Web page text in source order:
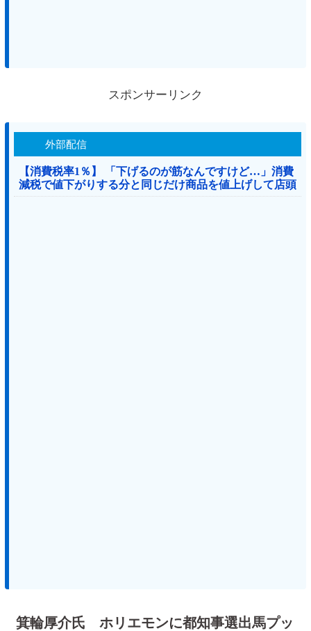
スポンサーリンク
外部配信
【消費税率1％】 「下げるのが筋なんですけど…」消費
減税で値下がりする分と同じだけ商品を値上げして店頭
価格を変えない店も
箕輪厚介氏 ホリエモンに都知事選出馬プッ